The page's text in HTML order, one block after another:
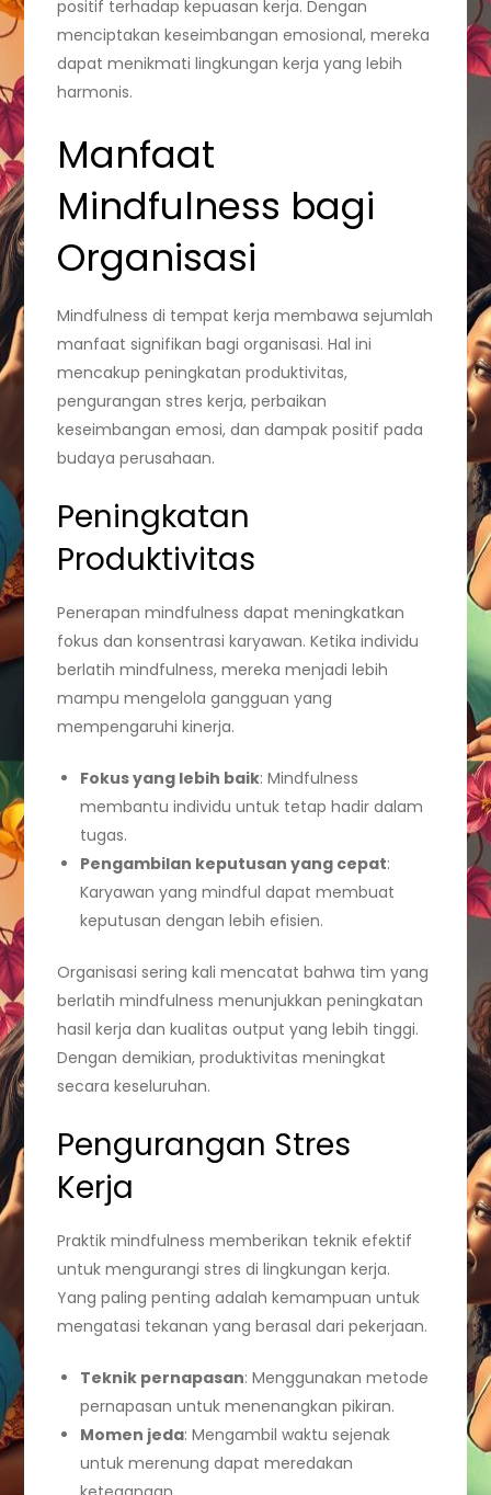
positif terhadap kepuasan kerja. Dengan
menciptakan keseimbangan emosional, mereka
dapat menikmati lingkungan kerja yang lebih
harmonis.
Manfaat
Mindfulness bagi
Organisasi
Mindfulness di tempat kerja membawa sejumlah
manfaat signifikan bagi organisasi. Hal ini
mencakup peningkatan produktivitas,
pengurangan stres kerja, perbaikan
keseimbangan emosi, dan dampak positif pada
budaya perusahaan.
Peningkatan
Produktivitas
Penerapan mindfulness dapat meningkatkan
fokus dan konsentrasi karyawan. Ketika individu
berlatih mindfulness, mereka menjadi lebih
mampu mengelola gangguan yang
mempengaruhi kinerja.
Fokus yang lebih baik: Mindfulness
membantu individu untuk tetap hadir dalam
tugas.
Pengambilan keputusan yang cepat:
Karyawan yang mindful dapat membuat
keputusan dengan lebih efisien.
Organisasi sering kali mencatat bahwa tim yang
berlatih mindfulness menunjukkan peningkatan
hasil kerja dan kualitas output yang lebih tinggi.
Dengan demikian, produktivitas meningkat
secara keseluruhan.
Pengurangan Stres
Kerja
Praktik mindfulness memberikan teknik efektif
untuk mengurangi stres di lingkungan kerja.
Yang paling penting adalah kemampuan untuk
mengatasi tekanan yang berasal dari pekerjaan.
Teknik pernapasan: Menggunakan metode
pernapasan untuk menenangkan pikiran.
Momen jeda: Mengambil waktu sejenak
untuk merenung dapat meredakan